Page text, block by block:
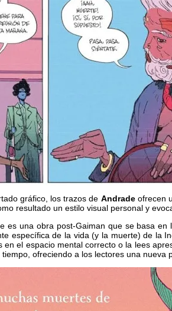
gráfico, los trazos de Andrade ofrecen
resultado un estilo visual personal y
es una obra post-Gaiman que se basa
específica de la vida (y la muerte) de la
en el espacio mental correcto o la lees
ofreciendo a los lectores una nueva